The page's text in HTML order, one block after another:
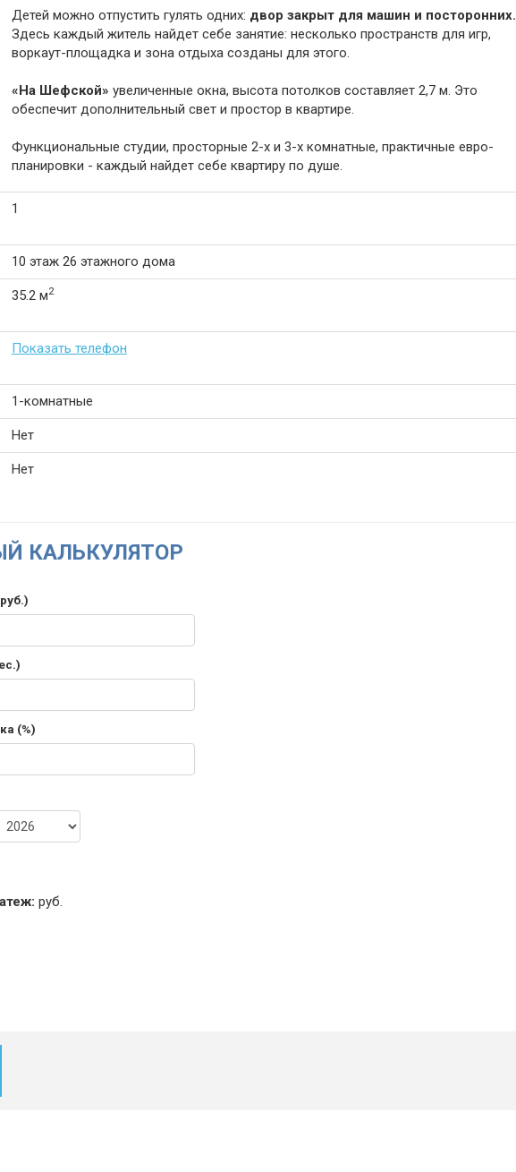
Детей можно отпустить гулять одних: двор закрыт для машин и посторонних.
Здесь каждый житель найдет себе занятие: несколько пространств для игр,
воркаут-площадка и зона отдыха созданы для этого.
«На Шефской» увеличенные окна, высота потолков составляет 2,7 м. Это
обеспечит дополнительный свет и простор в квартире.
Функциональные студии, просторные 2-х и 3-х комнатные, практичные евро-
планировки - каждый найдет себе квартиру по душе.
1
10 этаж 26 этажного дома
35.2 м2
Показать телефон
1-комнатные
Нет
Нет
КАЛЬКУЛЯТОР
(%)
руб.